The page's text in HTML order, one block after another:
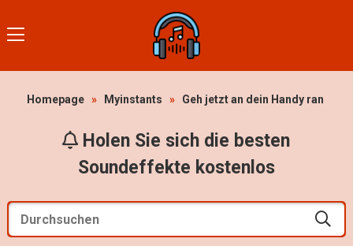
Homepage » Myinstants » Geh jetzt an dein Handy ran
Holen Sie sich die besten
Soundeffekte kostenlos